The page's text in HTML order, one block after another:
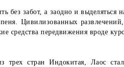
забот, а заодно и
Цивилизованных
средства передвижения вроде
трех стран Индокитая, Лаос